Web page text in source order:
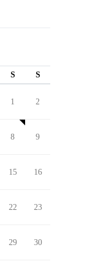
S S
1 2
8 9
15 16
22 23
29 30